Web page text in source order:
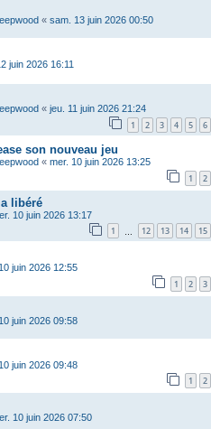
« sam. 13 juin 2026 00:50
juin 2026 16:11
« jeu. 11 juin 2026 21:24
1 2 3 4 5 6
son nouveau jeu
« mer. 10 juin 2026 13:25
1 2
libéré
10 juin 2026 13:17
1 12 13 14 15
juin 2026 12:55
1 2 3
juin 2026 09:58
juin 2026 09:48
1 2
10 juin 2026 07:50